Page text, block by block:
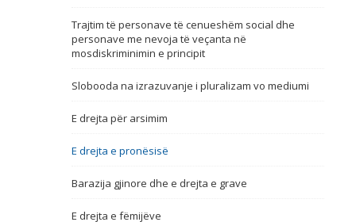
Trajtim të personave të cenueshëm social dhe
personave me nevoja të veçanta në
mosdiskriminimin e principit
Slobooda na izrazuvanje i pluralizam vo mediumi
E drejta për arsimim
E drejta e pronësisë
Barazija gjinore dhe e drejta e grave
E drejta e fëmijëve